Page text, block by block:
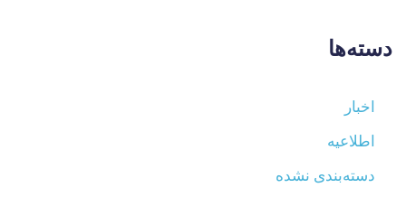
دسته‌ها
اخبار
اطلاعیه
دسته‌بندی نشده